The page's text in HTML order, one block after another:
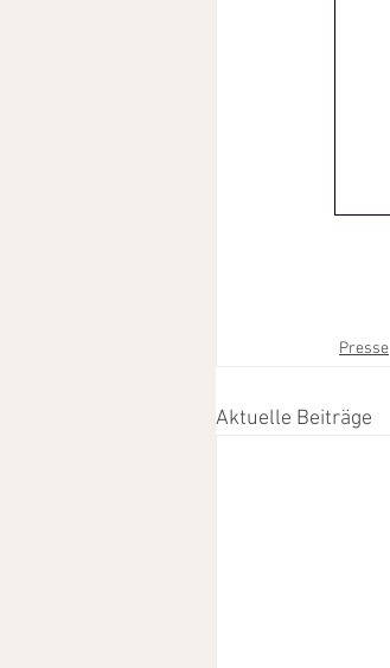
Presse
Aktuelle Beiträge